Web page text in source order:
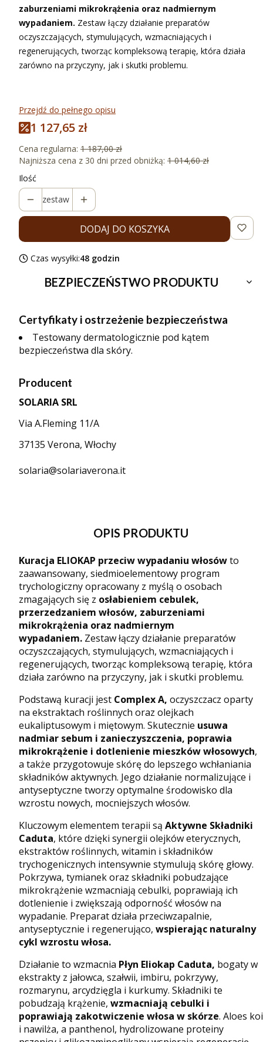
zaburzeniami mikrokrążenia oraz nadmiernym
wypadaniem. Zestaw łączy działanie preparatów
oczyszczających, stymulujących, wzmacniających i
regenerujących, tworząc kompleksową terapię, która działa
zarówno na przyczyny, jak i skutki problemu.
Przejdź do pełnego opisu
1 127,65 zł
Cena regularna: 1 187,00 zł
Najniższa cena z 30 dni przed obniżką: 1 014,60 zł
Ilość
zestaw
DODAJ DO KOSZYKA
Czas wysyłki:48 godzin
BEZPIECZEŃSTWO PRODUKTU
Certyfikaty i ostrzeżenie bezpieczeństwa
Testowany dermatologicznie pod kątem
bezpieczeństwa dla skóry.
Producent
SOLARIA SRL
Via A.Fleming 11/A
37135 Verona, Włochy
solaria@solariaverona.it
OPIS PRODUKTU
Kuracja ELIOKAP przeciw wypadaniu włosówto
zaawansowany, siedmioelementowy program
trychologiczny opracowany z myślą o osobach
zmagających się z osłabieniem cebulek,
przerzedzaniem włosów, zaburzeniami
mikrokrążenia oraz nadmiernym
wypadaniem. Zestaw łączy działanie preparatów
oczyszczających, stymulujących, wzmacniających i
regenerujących, tworząc kompleksową terapię, która
działa zarówno na przyczyny, jak i skutki problemu.
Podstawą kuracji jest Complex A, oczyszczacz oparty
na ekstraktach roślinnych oraz olejkach
eukaliptusowym i miętowym. Skutecznie usuwa
nadmiar sebum i zanieczyszczenia, poprawia
mikrokrążenie i dotlenienie mieszków włosowych,
a także przygotowuje skórę do lepszego wchłaniania
składników aktywnych. Jego działanie normalizujące i
antyseptyczne tworzy optymalne środowisko dla
wzrostu nowych, mocniejszych włosów.
Kluczowym elementem terapii są Aktywne Składniki
Caduta, które dzięki synergii olejków eterycznych,
ekstraktów roślinnych, witamin i składników
trychogenicznych intensywnie stymulują skórę głowy.
Pokrzywa, tymianek oraz składniki pobudzające
mikrokrążenie wzmacniają cebulki, poprawiają ich
dotlenienie i zwiększają odporność włosów na
wypadanie. Preparat działa przeciwzapalnie,
antyseptycznie i regenerująco, wspierając naturalny
cykl wzrostu włosa.
Działanie to wzmacnia Płyn Eliokap Caduta, bogaty w
ekstrakty z jałowca, szałwii, imbiru, pokrzywy,
rozmarynu, arcydzięgla i kurkumy. Składniki te
pobudzają krążenie, wzmacniają cebulki i
poprawiają zakotwiczenie włosa w skórze. Aloes koi
i nawilża, a panthenol, hydrolizowane proteiny